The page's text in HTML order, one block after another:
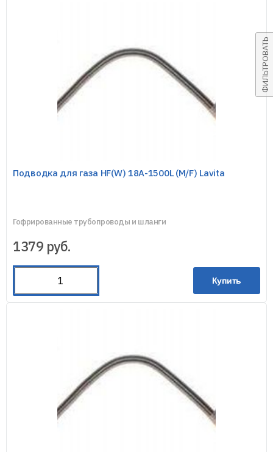
ФИЛЬТРОВАТЬ
Подводка для газа HF(W) 18A-1500L (M/F) Lavita
Гофрированные трубопроводы и шланги
1379 руб.
Купить